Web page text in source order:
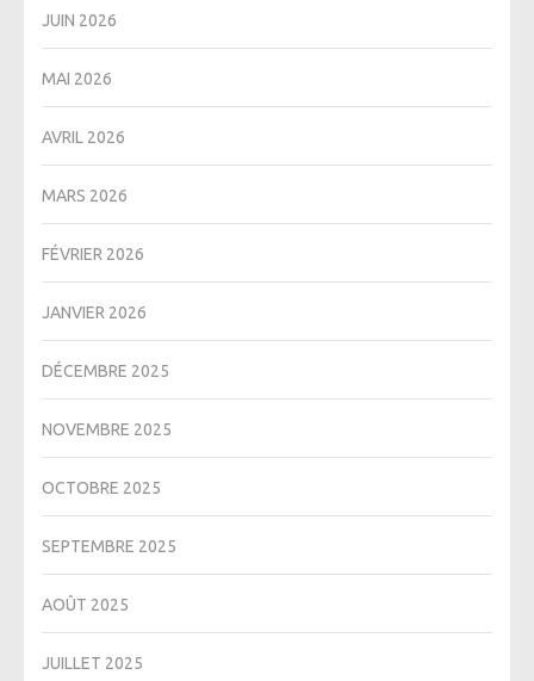
JUIN 2026
MAI 2026
AVRIL 2026
MARS 2026
FÉVRIER 2026
JANVIER 2026
DÉCEMBRE 2025
NOVEMBRE 2025
OCTOBRE 2025
SEPTEMBRE 2025
AOÛT 2025
JUILLET 2025